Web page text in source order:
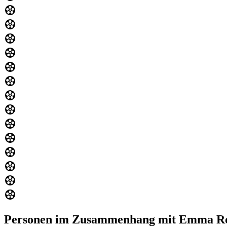
Personen im Zusammenhang mit Emma